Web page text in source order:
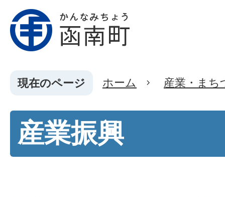
現在のページ ホーム 産業・まち
産業振興